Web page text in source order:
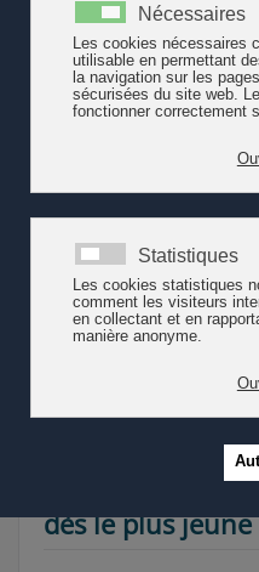
16 exemples
esthétique pour
Comment permettre aux
monde avec tous leurs
acteurs de l’éducation de
de 16 pratiques
tout-petits qui rend visible
Lire la suite
Vernissage de
esthétique et
dès le plus jeune